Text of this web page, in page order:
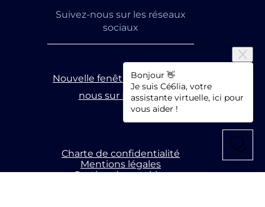
Suivez-nous sur les réseaux
sociaux
Nouvelle fenêtre
Suivez-
nous sur Linkedin
Charte de confidentialité
Mentions légales
Gestion des cookies
Bonjour 👋
Je suis Cé6lia, votre
assistante virtuelle, ici pour
vous aider !